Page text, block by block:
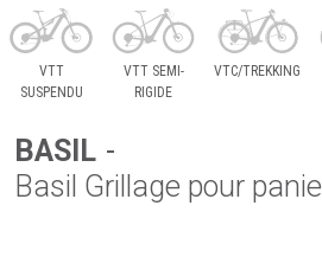
VTT
SUSPENDU
VTT SEMI-
RIGIDE
VTC/TREKKING
BASIL -
Basil Grillage pour